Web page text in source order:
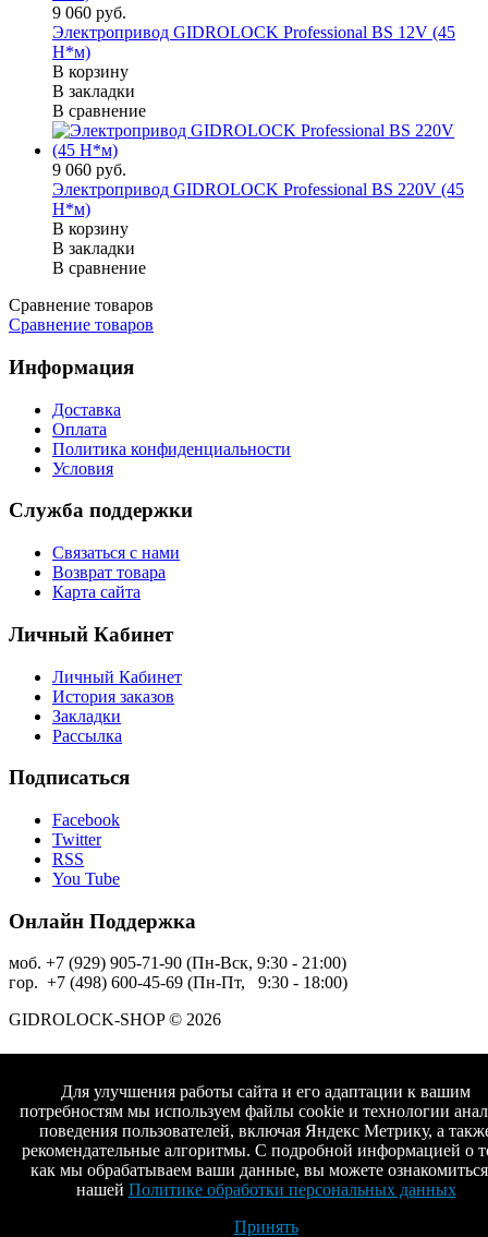
9 060 руб.
Электропривод GIDROLOCK Professional BS 12V (45
H*м)
В корзину
В закладки
В сравнение
9 060 руб.
Электропривод GIDROLOCK Professional BS 220V (45
Н*м)
В корзину
В закладки
В сравнение
Сравнение товаров
Сравнение товаров
Информация
Доставка
Оплата
Политика конфиденциальности
Условия
Служба поддержки
Связаться с нами
Возврат товара
Карта сайта
Личный Кабинет
Личный Кабинет
История заказов
Закладки
Рассылка
Подписаться
Facebook
Twitter
RSS
You Tube
Онлайн Поддержка
моб. +7 (929) 905-71-90 (Пн-Вск, 9:30 - 21:00)
гор. +7 (498) 600-45-69 (Пн-Пт, 9:30 - 18:00)
GIDROLOCK-SHOP © 2026
Для улучшения работы сайта и его адаптации к вашим
потребностям мы используем файлы cookie и технологии
поведения пользователей, включая Яндекс Метрику, а
рекомендательные алгоритмы. С подробной информацией о
как мы обрабатываем ваши данные, вы можете
нашей Политике обработки персональных данных
Принять